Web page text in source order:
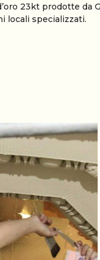
23kt prodotte da
locali specializzati.